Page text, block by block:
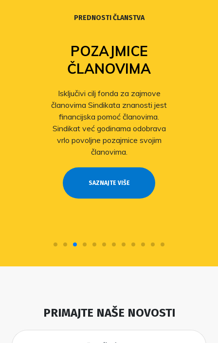
PREDNOSTI ČLANSTVA
POZAJMICE
ČLANOVIMA
Isključivi cilj fonda za zajmove
članovima Sindikata znanosti jest
financijska pomoć članovima.
Sindikat već godinama odobrava
vrlo povoljne pozajmice svojim
članovima.
SAZNAJTE VIŠE
PRIMAJTE NAŠE NOVOSTI